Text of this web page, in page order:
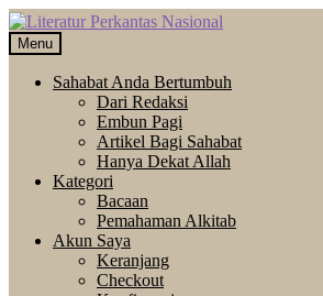
Skip
to
navigation
Langsung
ke
isi
Menu
Sahabat Anda Bertumbuh
Dari Redaksi
Embun Pagi
Artikel Bagi Sahabat
Hanya Dekat Allah
Kategori
Bacaan
Pemahaman Alkitab
Akun Saya
Keranjang
Checkout